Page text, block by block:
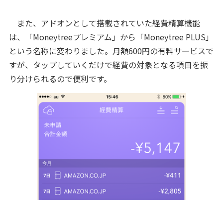
また、アドオンとして搭載されていた経費精算機能
は、「Moneytreeプレミアム」から「Moneytree PLUS」
という名称に変わりました。月額600円の有料サービスで
すが、タップしていくだけで経費の対象となる項目を振
り分けられるので便利です。